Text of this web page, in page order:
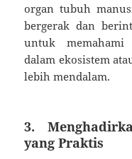
organ tubuh
bergerak dan
untuk memahami
dalam ekosistem
lebih mendalam.
3.
yang Praktis